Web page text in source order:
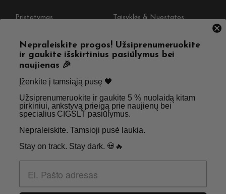
Pristatymas Taisyklės & Nuostatos
Straipsniai Apie Mus
Kontaktai
SKIRTA TIK SUAUGUSIEMS NIKOTINO VARTOTOJAMS.
NETURĖTUMĖTE NAUDOTI ŠIŲ PRODUKTŲ, JEI NEVARTOJATE
NIKOTINO.
© 2026 Visos teisės saugomos - CigsLT.app
Nepraleiskite progos! Užsiprenumeruokite
ir gaukite išskirtinius pasiūlymus bei
naujienas 🎉
Įženkite į tamsiąją pusę 🖤 ​
Užsiprenumeruokite ir gaukite 5 % nuolaidą kitam
pirkiniui, ankstyvą prieigą prie naujienų bei
specialius CIGSLT pasiūlymus. ​
Nepraleiskite. Tamsioji pusė laukia.
Stay on track. Stay dark. 💀🔥